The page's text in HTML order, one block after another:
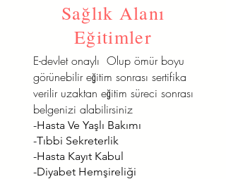
Sağlık Alanı
Eğitimler
E-devlet onaylı Olup ömür boyu
görünebilir eğitim sonrası sertifika
verilir uzaktan eğitim süreci sonrası
belgenizi alabilirsiniz
-Hasta Ve Yaşlı Bakımı
-Tıbbi Sekreterlik
-Hasta Kayıt Kabul
-Diyabet Hemşireliği